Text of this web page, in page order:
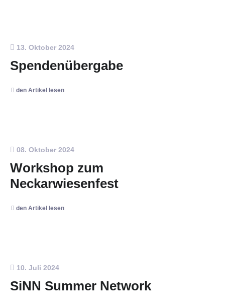
13. Oktober 2024
Spendenübergabe
den Artikel lesen
08. Oktober 2024
Workshop zum
Neckarwiesenfest
den Artikel lesen
10. Juli 2024
SiNN Summer Network